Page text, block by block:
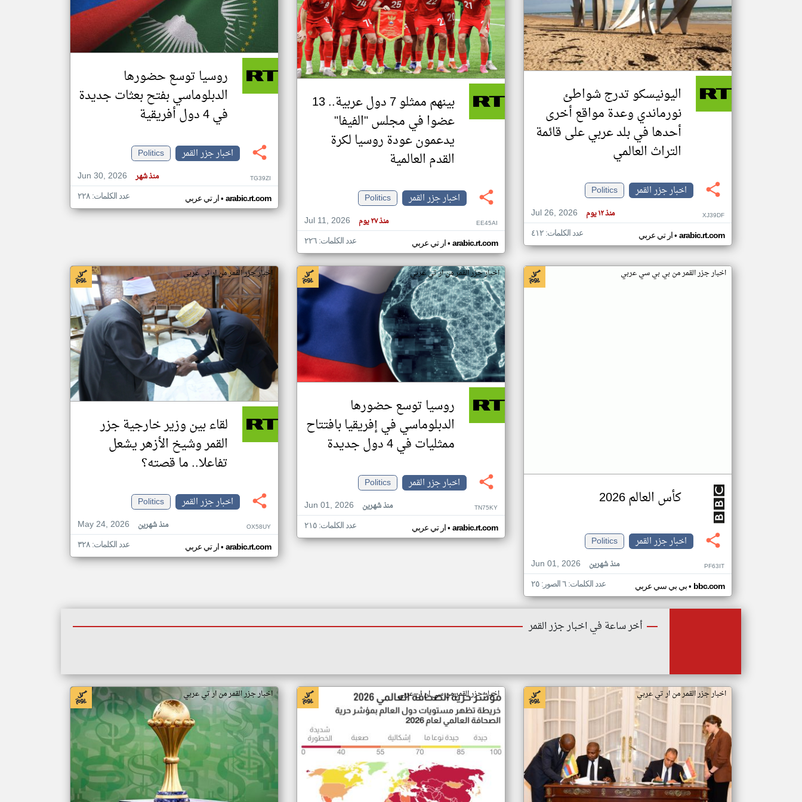
تغيير الدولة
اخبار جزر القمر على مدار الساعة
أهم اخبار جزر القمر العاجلة والمباشرة
اليونيسكو تدرج شواطئ
نورماندي وعدة مواقع أخرى
أحدها في بلد عربي على قائمة
التراث العالمي
اخبار جزر القمر
Politics
Jul 26, 2026
منذ ١٢ يوم XJ39DF
ار تي عربي• arabic.rt.com عدد الكلمات: ٤١٢
بينهم ممثلو 7 دول عربية.. 13
عضوا في مجلس "الفيفا"
يدعمون عودة روسيا لكرة
القدم العالمية
اخبار جزر القمر
Politics
Jul 11, 2026
منذ ٢٧ يوم EE45AI
ار تي عربي• arabic.rt.com عدد الكلمات: ٢٢٦
روسيا توسع حضورها
الدبلوماسي بفتح بعثات جديدة
في 4 دول أفريقية
اخبار جزر القمر
Politics
Jun 30, 2026
منذ شهر TG39ZI
ار تي عربي• arabic.rt.com عدد الكلمات: ٢٢٨
اخبار جزر القمر من بي بي سي عربي
كأس العالم 2026
اخبار جزر القمر
Politics
Jun 01, 2026
منذ شهرين PF63IT
بي بي سي عربي• bbc.com عدد الكلمات: ٦ الصور: ٢٥
اخبار جزر القمر من ار تي عربي
روسيا توسع حضورها
الدبلوماسي في إفريقيا بافتتاح
ممثليات في 4 دول جديدة
اخبار جزر القمر
Politics
Jun 01, 2026
منذ شهرين TN75KY
ار تي عربي• arabic.rt.com عدد الكلمات: ٢١٥
اخبار جزر القمر من ار تي عربي
لقاء بين وزير خارجية جزر
القمر وشيخ الأزهر يشعل
تفاعلا.. ما قصته؟
اخبار جزر القمر
Politics
May 24, 2026
منذ شهرين OX58UY
ار تي عربي• arabic.rt.com عدد الكلمات: ٣٢٨
أخر ساعة في اخبار جزر القمر
اخبار جزر القمر من ار تي عربي اخبار جزر القمر من سي ان ان عربي اخبار جزر القمر من ار تي عربي
klyoum.com